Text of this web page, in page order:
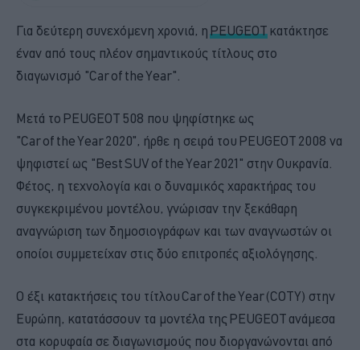
Για δεύτερη συνεχόμενη χρονιά, ηPEUGEOT κατάκτησε
έναν από τους πλέον σημαντικούς τίτλους στο
διαγωνισμό "Car of the Year".
Μετά το PEUGEOT 508 που ψηφίστηκε ως
"Car of the Year 2020", ήρθε η σειρά του PEUGEOT 2008 να
ψηφιστεί ως "Best SUV of the Year 2021" στην Ουκρανία.
Φέτος, η τεχνολογία και ο δυναμικός χαρακτήρας του
συγκεκριμένου μοντέλου, γνώρισαν την ξεκάθαρη
αναγνώριση των δημοσιογράφων και των αναγνωστών οι
οποίοι συμμετείχαν στις δύο επιτροπές αξιολόγησης.
Ο έξι κατακτήσεις του τίτλου Car of the Year (COTY) στην
Ευρώπη, κατατάσσουν τα μοντέλα της PEUGEOT ανάμεσα
στα κορυφαία σε διαγωνισμούς που διοργανώνονται από